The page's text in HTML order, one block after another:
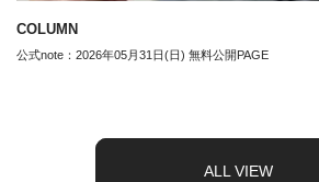
COLUMN
公式note：2026年05月31日(日) 無料公開PAGE
ALL VIEW